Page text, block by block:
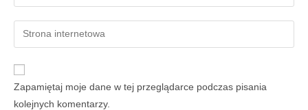
Zapamiętaj moje dane w tej przeglądarce podczas pisania
kolejnych komentarzy.